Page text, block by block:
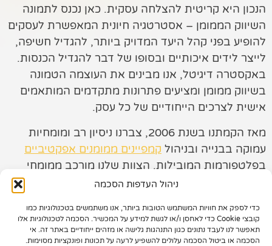
ניהול העדפות הסכמה
כדי לספק את חוויות המשתמש הטובות ביותר, אנו משתמשים בטכנולוגיות כמו
קובצי Cookie כדי לאחסן ו/או לגשת למידע על המכשיר. הסכמה לטכנולוגיות אלו
תאפשר לנו לעבד נתונים כגון התנהגות גלישה או מזהים ייחודיים באתר זה. אי
הסכמה או ביטול הסכמה עלולים להשפיע לרעה על תכונות ופונקציות מסוימות.
רשתות חברתיות
שיווק לאתרי
סחר
קייס סטאדי
תיק עבודות
צור קשר
073-7028000
הפלד 7, חולון
הנכון היא קריטית להצלחה עסקית. כאן נכנס לתמונה
השיווק הממומן – אסטרטגיה חיונית המאפשרת לעסקים
להופיע בפני קהל היעד המדויק ביותר, להגדיל חשיפה,
לייצר לידים איכותיים ובסופו של דבר להגדיל הכנסות.
באקסטרה דיגיטל, אנו מבינים את העוצמה הטמונה
בשיווק ממומן ומציעים פתרונות מתקדמים המותאמים
אישית לצרכים הייחודיים של כל עסק.
מאז הקמתנו בשנת 2006, צברנו ניסיון רב ומומחיות
עמוקה בבנייה ובניהול קמפיינים ממומנים אפקטיביים
בפלטפורמות המובילות. הצוות שלנו מורכב ממומחי
דיגיטל בעלי ידע מעמיק בכל ההיבטים של שיווק ממומן,
לניתוח נתונים והפקת תובנות.